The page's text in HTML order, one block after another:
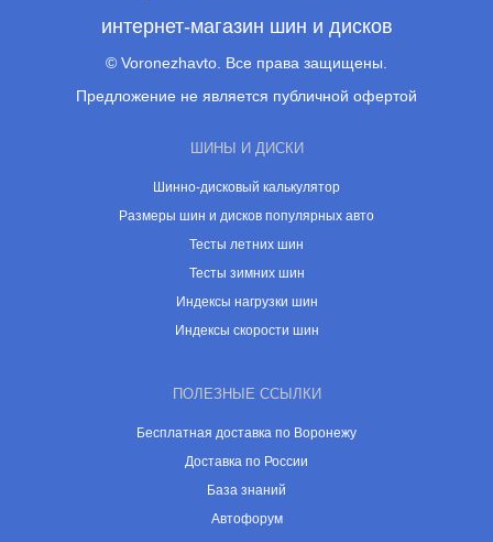
интернет-магазин шин и дисков
© Voronezhavto. Все права защищены.
Предложение не является публичной офертой
ШИНЫ И ДИСКИ
Шинно-дисковый калькулятор
Размеры шин и дисков популярных авто
Тесты летних шин
Тесты зимних шин
Индексы нагрузки шин
Индексы скорости шин
ПОЛЕЗНЫЕ ССЫЛКИ
Бесплатная доставка по Воронежу
Доставка по России
База знаний
Автофорум